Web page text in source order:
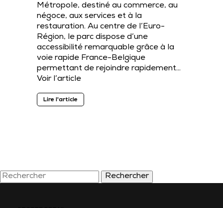
Métropole, destiné au commerce, au
négoce, aux services et à la
restauration. Au centre de l’Euro-
Région, le parc dispose d’une
accessibilité remarquable grâce à la
voie rapide France-Belgique
permettant de rejoindre rapidement…
Voir l’article
Lire l'article
Rechercher